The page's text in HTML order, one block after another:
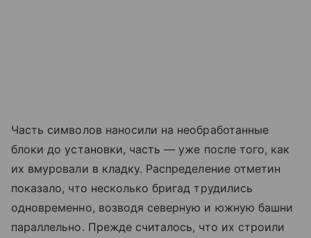
Часть символов наносили на необработанные
блоки до установки, часть — уже после того, как
их вмуровали в кладку. Распределение отметин
показало, что несколько бригад трудились
одновременно, возводя северную и южную башни
параллельно. Прежде считалось, что их строили